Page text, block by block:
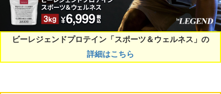
ビーレジェンドプロテイン「スポーツ＆ウェルネス」の
詳細はこちら